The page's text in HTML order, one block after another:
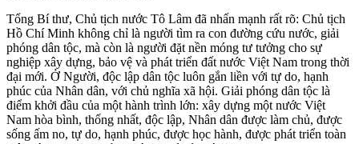
Tổng Bí thư, Chủ tịch nước Tô Lâm đã nhấn mạnh rất rõ: Chủ tịch
Hồ Chí Minh không chỉ là người tìm ra con đường cứu nước, giải
phóng dân tộc, mà còn là người đặt nền móng tư tưởng cho sự
nghiệp xây dựng, bảo vệ và phát triển đất nước Việt Nam trong thời
đại mới. Ở Người, độc lập dân tộc luôn gắn liền với tự do, hạnh
phúc của Nhân dân, với chủ nghĩa xã hội. Giải phóng dân tộc là
điểm khởi đầu của một hành trình lớn: xây dựng một nước Việt
Nam hòa bình, thống nhất, độc lập, Nhân dân được làm chủ, được
sống ấm no, tự do, hạnh phúc, được học hành, được phát triển toàn